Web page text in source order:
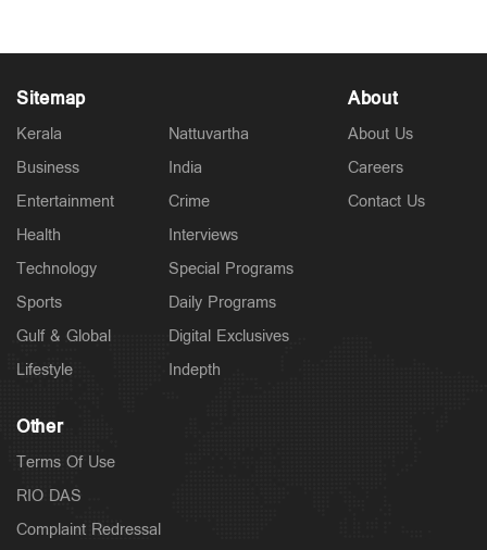
Sitemap
Kerala
Business
Entertainment
Health
Technology
Sports
Gulf & Global
Lifestyle
Nattuvartha
India
Crime
Interviews
Special Programs
Daily Programs
Digital Exclusives
Indepth
About
About Us
Careers
Contact Us
Other
Terms Of Use
RIO DAS
Complaint Redressal